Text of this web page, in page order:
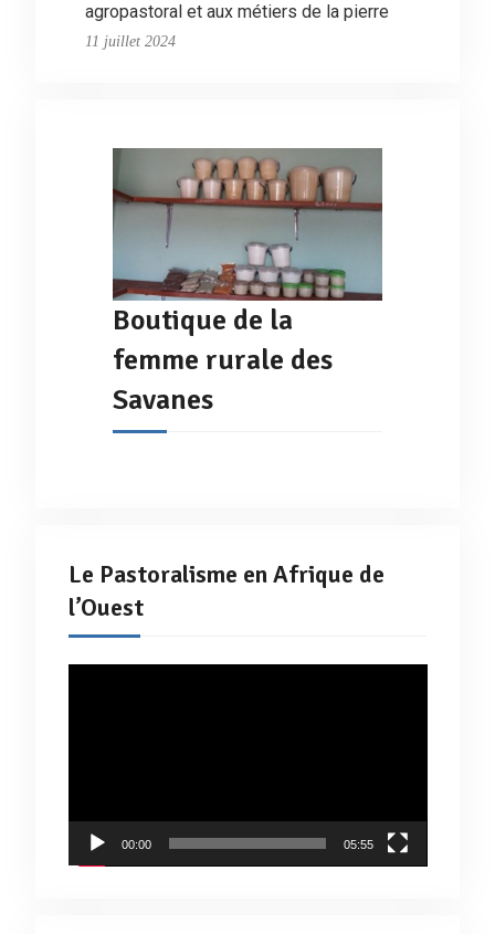
agropastoral et aux métiers de la pierre
11 juillet 2024
Boutique de la
femme rurale des
Savanes
Le Pastoralisme en Afrique de
l’Ouest
00:00 05:55